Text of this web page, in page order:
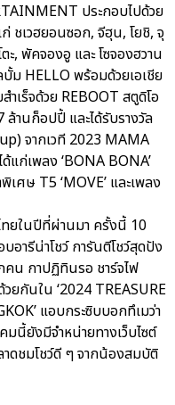
ประกอบไปด้วย
ชเวฮยอนซอก, จีฮุน, โยชิ, จุ
ะ, พัคจองอู และ โซจองฮวาน
บั้ม HELLO พร้อมด้วยเอเชีย
เร็จด้วย REBOOT สตูดิโอ
านก็อปปี้ และได้รับรางวัล
จากเวที 2023 MAMA
ก่เพลง ‘BONA BONA’
เศษ T5 ‘MOVE’ และเพลง
ยในปีที่ผ่านมา ครั้งนี้ 10
อารีน่าโชว์ การันตีโชว์สุดปัง
คน กาปฏิทินรอ ชาร์จไฟ
ยกันใน ‘2024 TREASURE
แอบกระซิบบอกทึเมว่า
นี้ยังมีจำหน่ายทางเว็บไซต์
าดชมโชว์ดี ๆ จากน้องสมบัติ